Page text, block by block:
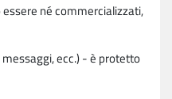
né commercializzati,
ecc.) - è protetto